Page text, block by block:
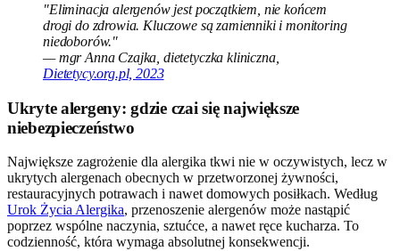
"Eliminacja alergenów jest początkiem, nie końcem
drogi do zdrowia. Kluczowe są zamienniki i monitoring
niedoborów."
— mgr Anna Czajka, dietetyczka kliniczna,
Dietetycy.org.pl, 2023
Ukryte alergeny: gdzie czai się największe
niebezpieczeństwo
Największe zagrożenie dla alergika tkwi nie w oczywistych, lecz w
ukrytych alergenach obecnych w przetworzonej żywności,
restauracyjnych potrawach i nawet domowych posiłkach. Według
Urok Życia Alergika, przenoszenie alergenów może nastąpić
poprzez wspólne naczynia, sztućce, a nawet ręce kucharza. To
codzienność, która wymaga absolutnej konsekwencji.